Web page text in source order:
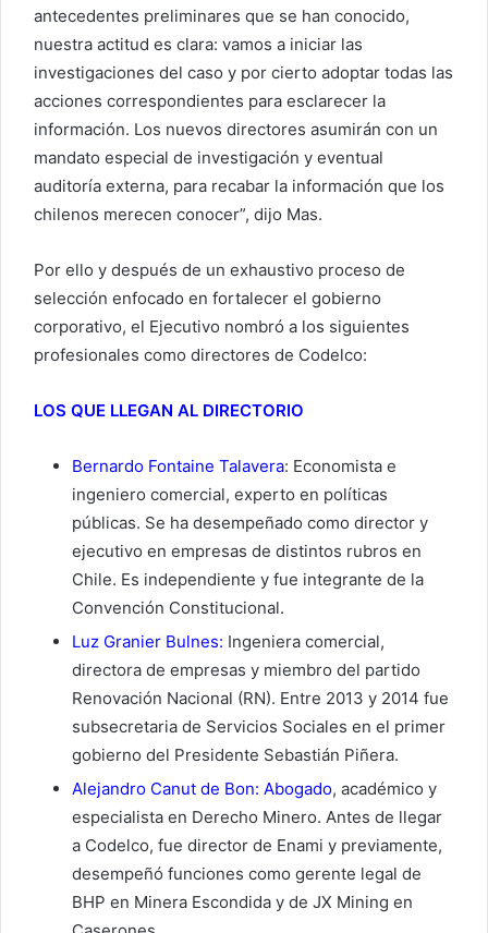
antecedentes preliminares que se han conocido,
nuestra actitud es clara: vamos a iniciar las
investigaciones del caso y por cierto adoptar todas las
acciones correspondientes para esclarecer la
información. Los nuevos directores asumirán con un
mandato especial de investigación y eventual
auditoría externa, para recabar la información que los
chilenos merecen conocer”, dijo Mas.
Por ello y después de un exhaustivo proceso de
selección enfocado en fortalecer el gobierno
corporativo, el Ejecutivo nombró a los siguientes
profesionales como directores de Codelco:
LOS QUE LLEGAN AL DIRECTORIO
Bernardo Fontaine Talavera: Economista e
ingeniero comercial, experto en políticas
públicas. Se ha desempeñado como director y
ejecutivo en empresas de distintos rubros en
Chile. Es independiente y fue integrante de la
Convención Constitucional.
Luz Granier Bulnes: Ingeniera comercial,
directora de empresas y miembro del partido
Renovación Nacional (RN). Entre 2013 y 2014 fue
subsecretaria de Servicios Sociales en el primer
gobierno del Presidente Sebastián Piñera.
Alejandro Canut de Bon: Abogado, académico y
especialista en Derecho Minero. Antes de llegar
a Codelco, fue director de Enami y previamente,
desempeñó funciones como gerente legal de
BHP en Minera Escondida y de JX Mining en